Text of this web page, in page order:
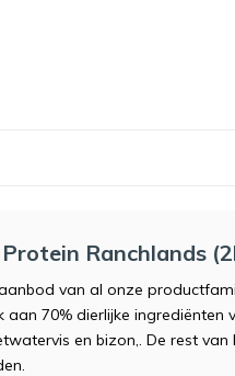
Ranchlands
van al onze
aan 70% dierlijke
en bizon,. De rest